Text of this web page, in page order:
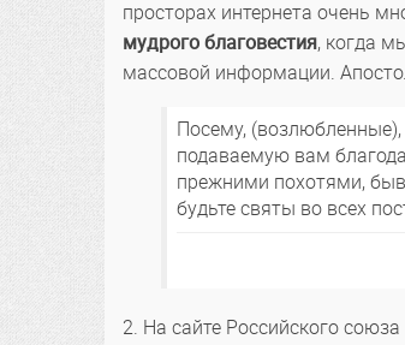
просторах интернета очень
мудрого благовестия, когда
массовой информации.
Посему,
подаваемую вам
прежними похотями,
будьте святы во всех
2. На сайте Российского